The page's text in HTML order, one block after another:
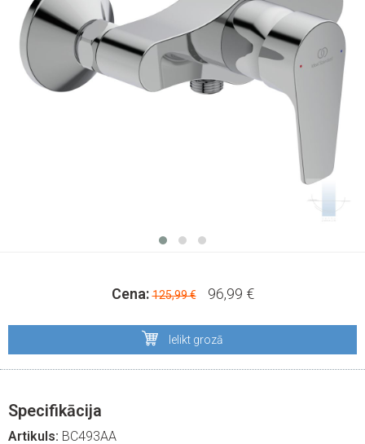
Cena:125,99 € 96,99 €
Ielikt grozā
Specifikācija
Artikuls: BC493AA